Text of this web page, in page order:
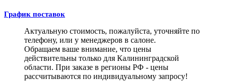
График поставок
Актуальную стоимость, пожалуйста, уточняйте по
телефону, или у менеджеров в салоне.
Обращаем ваше внимание, что цены
действительны только для Калининградской
области. При заказе в регионы РФ - цены
рассчитываются по индивидуальному запросу!